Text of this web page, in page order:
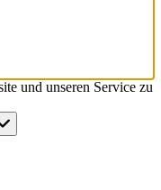
und unseren Service zu